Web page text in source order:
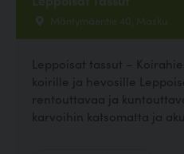
Mäntymäentie 40, Masku
Leppoisat tassut –
koirille ja hevosille
rentouttavaa ja
karvoihin katsomatta ja